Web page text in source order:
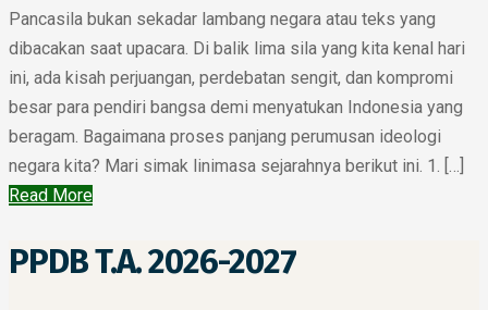
Pancasila bukan sekadar lambang negara atau teks yang
dibacakan saat upacara. Di balik lima sila yang kita kenal hari
ini, ada kisah perjuangan, perdebatan sengit, dan kompromi
besar para pendiri bangsa demi menyatukan Indonesia yang
beragam. Bagaimana proses panjang perumusan ideologi
negara kita? Mari simak linimasa sejarahnya berikut ini. 1. […]
Read More
PPDB T.A. 2026-2027